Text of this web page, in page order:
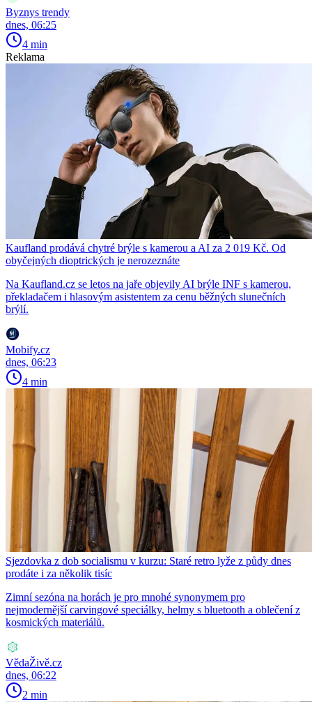
Byznys trendy
dnes, 06:25
4 min
Reklama
Kaufland prodává chytré brýle s kamerou a AI za 2 019 Kč. Od
obyčejných dioptrických je nerozeznáte
Na Kaufland.cz se letos na jaře objevily AI brýle INF s kamerou,
překladačem i hlasovým asistentem za cenu běžných slunečních
brýlí.
Mobify.cz
dnes, 06:23
4 min
Sjezdovka z dob socialismu v kurzu: Staré retro lyže z půdy dnes
prodáte i za několik tisíc
Zimní sezóna na horách je pro mnohé synonymem pro
nejmodernější carvingové speciálky, helmy s bluetooth a oblečení z
kosmických materiálů.
VědaŽivě.cz
dnes, 06:22
2 min